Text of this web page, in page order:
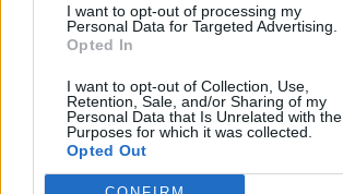
I want to opt-out of processing my
Personal Data for Targeted Advertising.
Opted In
I want to opt-out of Collection, Use,
Retention, Sale, and/or Sharing of my
Personal Data that Is Unrelated with the
Purposes for which it was collected.
Opted Out